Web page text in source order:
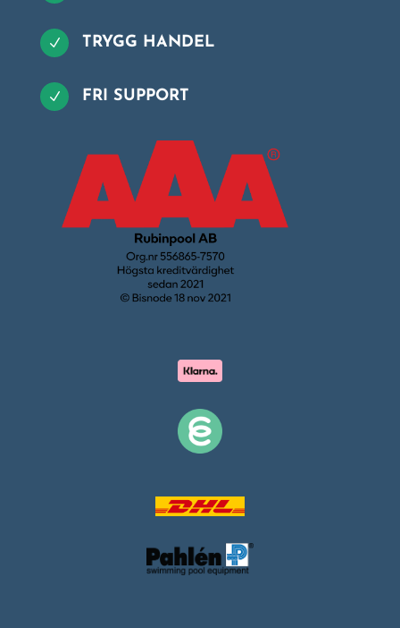
N TRYGG HANDEL
N FRI SUPPORT